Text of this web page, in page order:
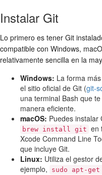
Instalar Git
Lo primero es tener Git
compatible con Windows,
relativamente sencilla en la
Windows: La forma
el sitio oficial de Git (git-
una terminal Bash que
manera eficiente.
macOS: Puedes instalar
brew install git en
Xcode Command Line
que incluye Git.
Linux: Utiliza el gestor
ejemplo,
sudo apt-